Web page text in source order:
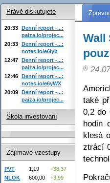
Wall
také
0,2 do
hodin
klesá
ztrácí
Právě diskutujete
20:33 Denní report -...:
paiza.io/projec...
20:33 Denní report -...:
notes.io/e6iyb
12:47 Denní report -...:
paiza.io/projec...
12:46 Denní report -...:
notes.io/e6yWX
20:09 Denní report -...:
paiza.io/projec...
Škola investování
Zajímavé vzestupy
PVT 1,19
+38,37
NLOK
600,00
+3,99